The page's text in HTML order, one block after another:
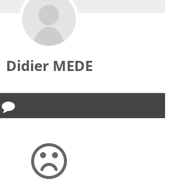
Didier MEDE